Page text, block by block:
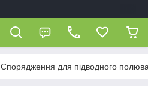
Спорядження для підводного